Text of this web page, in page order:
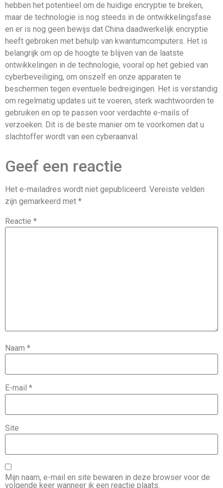
hebben het potentieel om de huidige encryptie te breken,
maar de technologie is nog steeds in de ontwikkelingsfase
en er is nog geen bewijs dat China daadwerkelijk encryptie
heeft gebroken met behulp van kwantumcomputers. Het is
belangrijk om op de hoogte te blijven van de laatste
ontwikkelingen in de technologie, vooral op het gebied van
cyberbeveiliging, om onszelf en onze apparaten te
beschermen tegen eventuele bedreigingen. Het is verstandig
om regelmatig updates uit te voeren, sterk wachtwoorden te
gebruiken en op te passen voor verdachte e-mails of
verzoeken. Dit is de beste manier om te voorkomen dat u
slachtoffer wordt van een cyberaanval.
Geef een reactie
Het e-mailadres wordt niet gepubliceerd. Vereiste velden
zijn gemarkeerd met *
Reactie *
Naam *
E-mail *
Site
Mijn naam, e-mail en site bewaren in deze browser voor de
volgende keer wanneer ik een reactie plaats.